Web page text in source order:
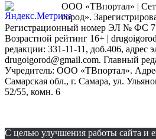
ООО «ТВпортал» |
город».
Регистрационный номер ЭЛ № ФС 77
Возрастной рейтинг 16+ |
редакции: 331-11-11, доб.406, адрес
drugoigorod@gmail.com. Главный
Учредитель: ООО «ТВпортал».
Самарская обл., г. Самара, ул.
52/55, комн. 6
С целью улучшения работы сайта и